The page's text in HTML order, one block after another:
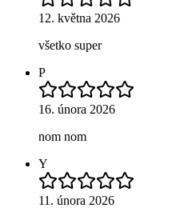
12. května 2026
všetko super
P
16. února 2026
nom nom
Y
11. února 2026